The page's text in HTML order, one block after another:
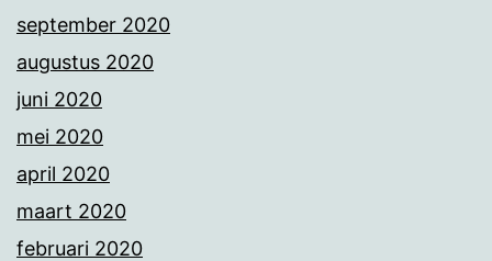
september 2020
augustus 2020
juni 2020
mei 2020
april 2020
maart 2020
februari 2020